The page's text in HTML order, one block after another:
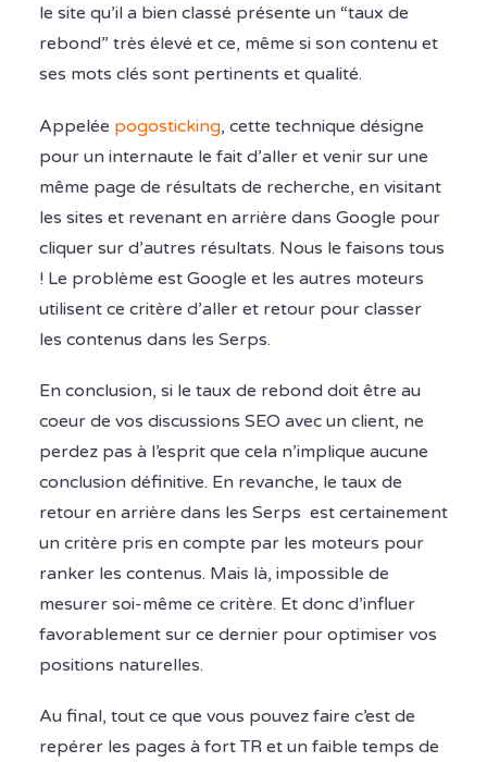
le site qu’il a bien classé présente un “taux de
rebond” très élevé et ce, même si son contenu et
ses mots clés sont pertinents et qualité.
Appelée pogosticking, cette technique désigne
pour un internaute le fait d’aller et venir sur une
même page de résultats de recherche, en visitant
les sites et revenant en arrière dans Google pour
cliquer sur d’autres résultats. Nous le faisons tous
! Le problème est Google et les autres moteurs
utilisent ce critère d’aller et retour pour classer
les contenus dans les Serps.
En conclusion, si le taux de rebond doit être au
coeur de vos discussions SEO avec un client, ne
perdez pas à l’esprit que cela n’implique aucune
conclusion définitive. En revanche, le taux de
retour en arrière dans les Serps est certainement
un critère pris en compte par les moteurs pour
ranker les contenus. Mais là, impossible de
mesurer soi-même ce critère. Et donc d’influer
favorablement sur ce dernier pour optimiser vos
positions naturelles.
Au final, tout ce que vous pouvez faire c’est de
repérer les pages à fort TR et un faible temps de